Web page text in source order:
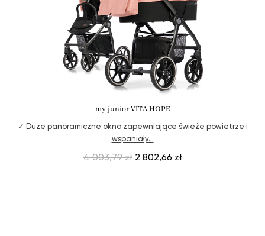
odkryj teraz
my junior VITA HOPE
✓ Duże panoramiczne okno zapewniające świeże powietrze i
wspaniały…
4 003,79 zł 2 802,66 zł